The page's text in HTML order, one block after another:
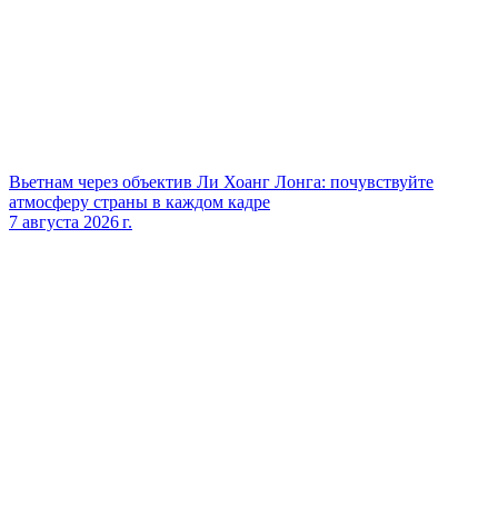
Вьетнам через объектив Ли Хоанг Лонга: почувствуйте
атмосферу страны в каждом кадре
7 августа 2026 г.